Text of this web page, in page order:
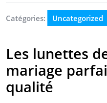
Catégories: Uncategorized
Les lunettes
mariage
qualité